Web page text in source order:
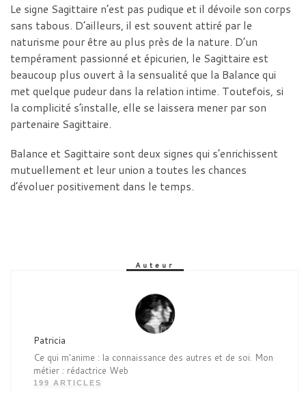
Le signe Sagittaire n’est pas pudique et il dévoile son corps
sans tabous. D’ailleurs, il est souvent attiré par le
naturisme pour être au plus près de la nature. D’un
tempérament passionné et épicurien, le Sagittaire est
beaucoup plus ouvert à la sensualité que la Balance qui
met quelque pudeur dans la relation intime. Toutefois, si
la complicité s’installe, elle se laissera mener par son
partenaire Sagittaire.
Balance et Sagittaire sont deux signes qui s’enrichissent
mutuellement et leur union a toutes les chances
d’évoluer positivement dans le temps.
Auteur
Patricia
Ce qui m'anime : la connaissance des autres et de soi. Mon
métier : rédactrice Web
199 ARTICLES